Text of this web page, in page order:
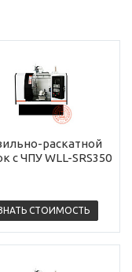
раскатной
с ЧПУ WLL-SRS350
СТОИМОСТЬ